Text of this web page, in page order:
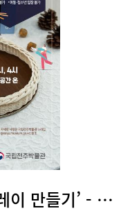
라탄공예 ‘라탄 월넛 트레이 만들기’ - 13시(성인)